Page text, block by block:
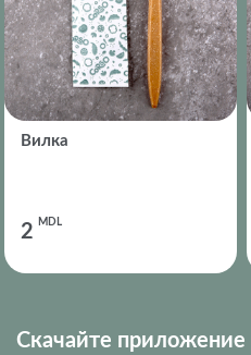
Вилка
2 MDL
Скачайте приложение